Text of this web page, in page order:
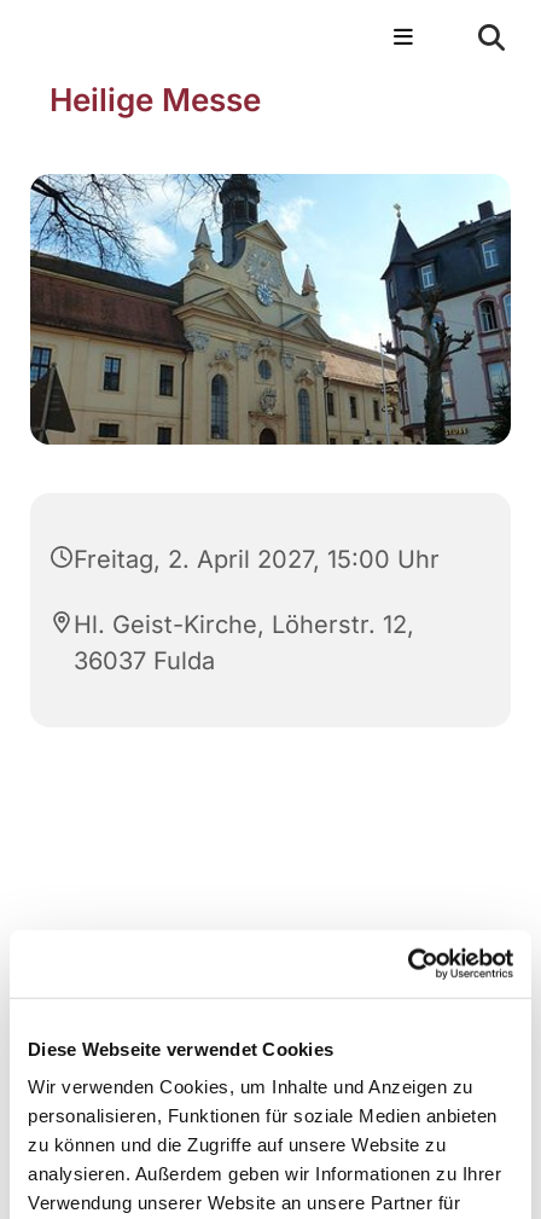
Diese Webseite verwendet Cookies
Wir verwenden Cookies, um Inhalte und Anzeigen zu
personalisieren, Funktionen für soziale Medien anbieten
zu können und die Zugriffe auf unsere Website zu
analysieren. Außerdem geben wir Informationen zu Ihrer
Verwendung unserer Website an unsere Partner für
Heilige Messe
Freitag, 2. April 2027, 15:00 Uhr
Hl. Geist-Kirche, Löherstr. 12,
36037 Fulda